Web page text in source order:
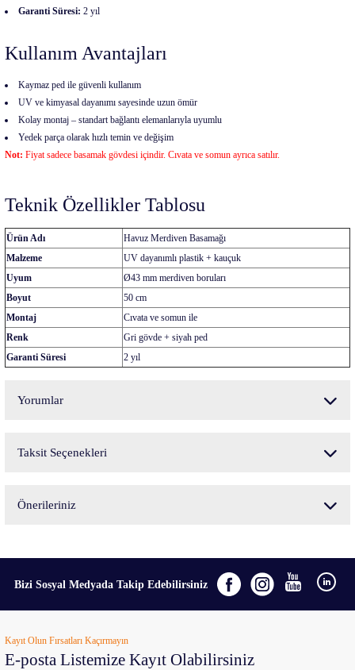
Garanti Süresi: 2 yıl
Kullanım Avantajları
Kaymaz ped ile güvenli kullanım
UV ve kimyasal dayanımı sayesinde uzun ömür
Kolay montaj – standart bağlantı elemanlarıyla uyumlu
Yedek parça olarak hızlı temin ve değişim
Not: Fiyat sadece basamak gövdesi içindir. Cıvata ve somun ayrıca satılır.
Teknik Özellikler Tablosu
Ürün Adı
Havuz Merdiven Basamağı
Malzeme
UV dayanımlı plastik + kauçuk
Uyum
Ø43 mm merdiven boruları
Boyut
50 cm
Montaj
Cıvata ve somun ile
Renk
Gri gövde + siyah ped
Garanti Süresi
2 yıl
Yorumlar
Taksit Seçenekleri
Önerileriniz
Görüş ve önerileriniz için teşekkür ederiz.
Ürün açıklamasında eksik bilgiler bulunuyor.
Bizi Sosyal Medyada Takip Edebilirsiniz
Kayıt Olun Fırsatları Kaçırmayın
E-posta Listemize Kayıt Olabilirsiniz